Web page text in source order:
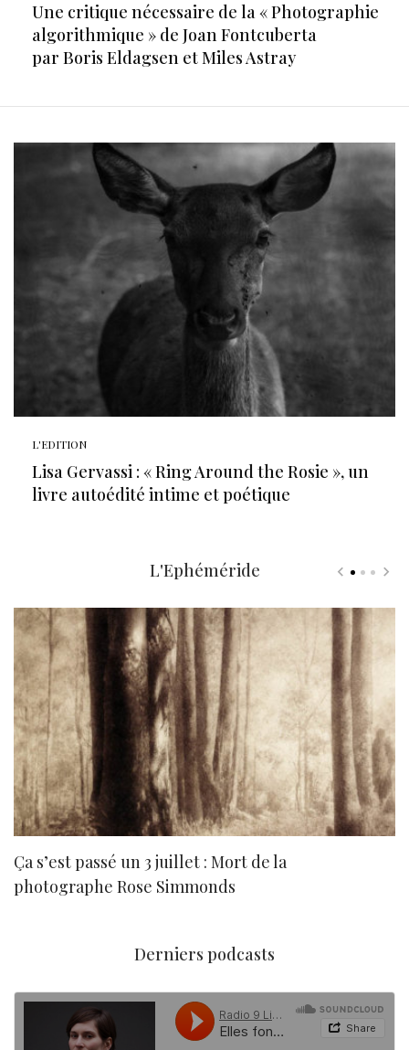
Une critique nécessaire de la « Photographie
algorithmique » de Joan Fontcuberta
par Boris Eldagsen et Miles Astray
L'EDITION
Lisa Gervassi : « Ring Around the Rosie », un
livre autoédité intime et poétique
L'Ephéméride
Ça s’est passé un 3 juillet : Mort de la
photographe Rose Simmonds
Derniers podcasts